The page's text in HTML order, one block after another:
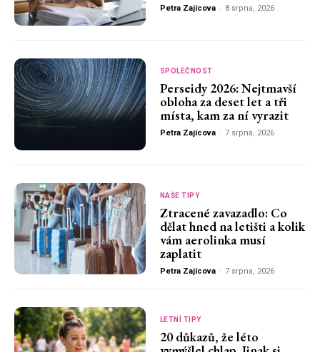
Petra Zajícova - 8 srpna, 2026
SPOLEČNOST
Perseidy 2026: Nejtmavší
obloha za deset let a tři
místa, kam za ní vyrazit
Petra Zajícova - 7 srpna, 2026
NAŠE TIPY
Ztracené zavazadlo: Co
dělat hned na letišti a kolik
vám aerolinka musí
zaplatit
Petra Zajícova - 7 srpna, 2026
LETNÍ TIPY
20 důkazů, že léto